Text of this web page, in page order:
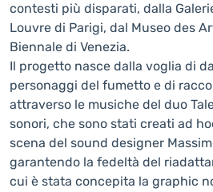
contesti più disparati, dalla
Louvre di Parigi, dal Museo des
Biennale di Venezia.
Il progetto nasce dalla voglia di
personaggi del fumetto e di
attraverso le musiche del duo
sonori, che sono stati creati ad
scena del sound designer
garantendo la fedeltà del
cui è stata concepita la graphic